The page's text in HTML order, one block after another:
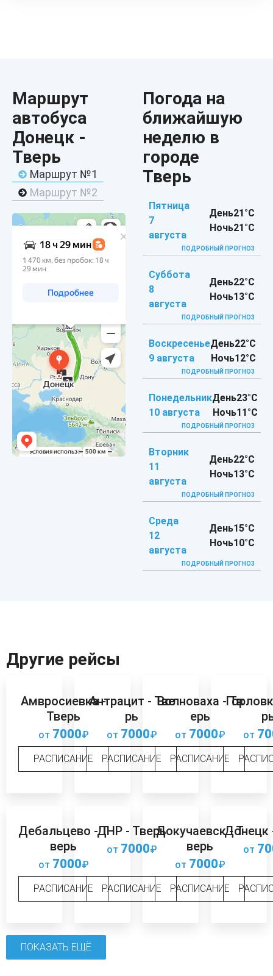
Маршрут
автобуса
Донецк -
Тверь
Маршрут №1
Маршрут №2
Погода на
ближайшую
неделю в
городе
Тверь
Пятница
7
августа
День21°C
Ночь21°C
ПОДРОБНЫЙ ПРОГНОЗ
Суббота
8
августа
День22°C
Ночь13°C
ПОДРОБНЫЙ ПРОГНОЗ
Воскресенье
9 августа
День22°C
Ночь12°C
ПОДРОБНЫЙ ПРОГНОЗ
Понедельник
10 августа
День23°C
Ночь11°C
ПОДРОБНЫЙ ПРОГНОЗ
Вторник
11
августа
День22°C
Ночь13°C
ПОДРОБНЫЙ ПРОГНОЗ
Среда
12
августа
День15°C
Ночь10°C
ПОДРОБНЫЙ ПРОГНОЗ
Другие рейсы
Амвросиевка -
Тверь
от 7000₽
РАСПИСАНИЕ
Антрацит - Тве
рь
от 7000₽
РАСПИСАНИЕ
Волноваха - Тв
ерь
от 7000₽
РАСПИСАНИЕ
от
Дебальцево - Т
верь
от 7000₽
РАСПИСАНИЕ
ДНР - Тверь
от 7000₽
РАСПИСАНИЕ
Докучаевск - Т
верь
от 7000₽
РАСПИСАНИЕ
Донецк
от
ПОКАЗАТЬ ЕЩЁ